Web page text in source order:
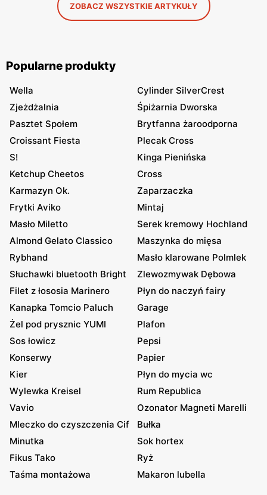
ZOBACZ WSZYSTKIE ARTYKUŁY
Popularne produkty
Wella
Cylinder SilverCrest
Zjeżdżalnia
Śpiżarnia Dworska
Pasztet Społem
Brytfanna żaroodporna
Croissant Fiesta
Plecak Cross
S!
Kinga Pienińska
Ketchup Cheetos
Cross
Karmazyn Ok.
Zaparzaczka
Frytki Aviko
Mintaj
Masło Miletto
Serek kremowy Hochland
Almond Gelato Classico
Maszynka do mięsa
Rybhand
Masło klarowane Polmlek
Słuchawki bluetooth Bright
Zlewozmywak Dębowa
Filet z łososia Marinero
Płyn do naczyń fairy
Kanapka Tomcio Paluch
Garage
Żel pod prysznic YUMI
Plafon
Sos łowicz
Pepsi
Konserwy
Papier
Kier
Płyn do mycia wc
Wylewka Kreisel
Rum Republica
Vavio
Ozonator Magneti Marelli
Mleczko do czyszczenia Cif
Bułka
Minutka
Sok hortex
Fikus Tako
Ryż
Taśma montażowa
Makaron lubella